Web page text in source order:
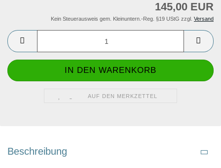
145,00 EUR
Kein Steuerausweis gem. Kleinuntern.-Reg. §19 UStG zzgl. Versand
AUF DEN MERKZETTEL
Beschreibung